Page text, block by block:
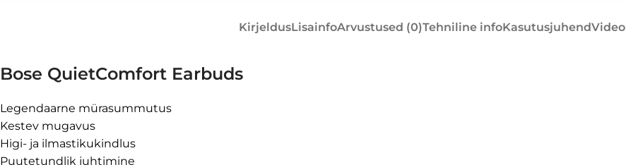
KirjeldusLisainfoArvustused (0)Tehniline infoKasutusjuhendVideo
Bose QuietComfort Earbuds
Legendaarne mürasummutus
Kestev mugavus
Higi- ja ilmastikukindlus
Puutetundlik juhtimine